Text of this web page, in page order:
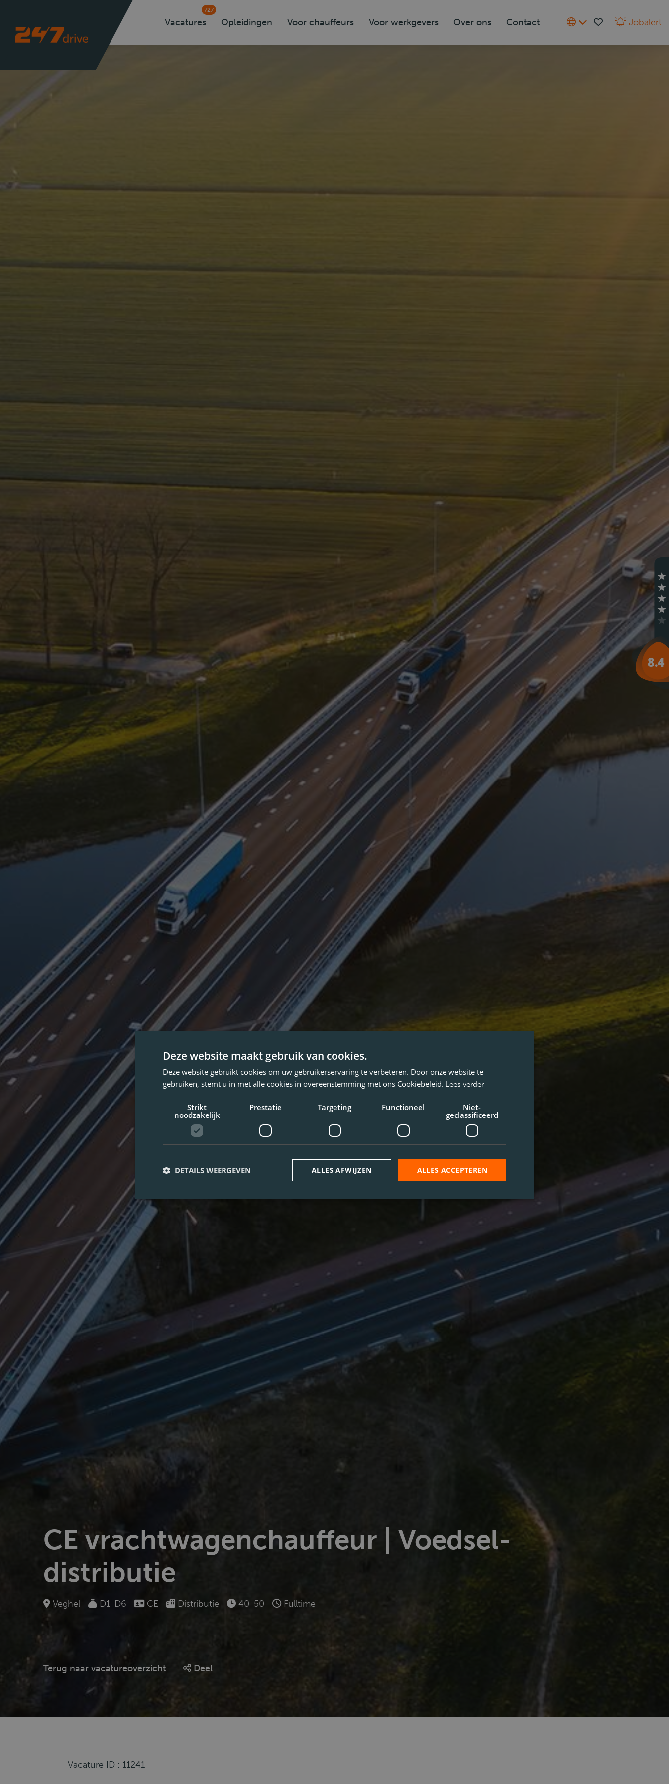
Vacatures
727
Opleidingen Voor chauffeurs Voor werkgevers Over ons Contact Jobalert
CE vrachtwagenchauffeur | Voedsel­
distributie
Veghel D1-D6 CE Distributie 40-50 Fulltime
Terug naar vacatureoverzicht Deel
Vacature ID : 11241
Deze website maakt gebruik van cookies.
Deze website gebruikt cookies om uw gebruikerservaring te verbeteren. Door onze website te
gebruiken, stemt u in met alle cookies in overeenstemming met ons Cookiebeleid. Lees verder
Strikt
noodzakelijk
Prestatie Targeting Functioneel
Niet-
geclassificeerd
ALLES ACCEPTEREN
ALLES AFWIJZEN
DETAILS WEERGEVEN